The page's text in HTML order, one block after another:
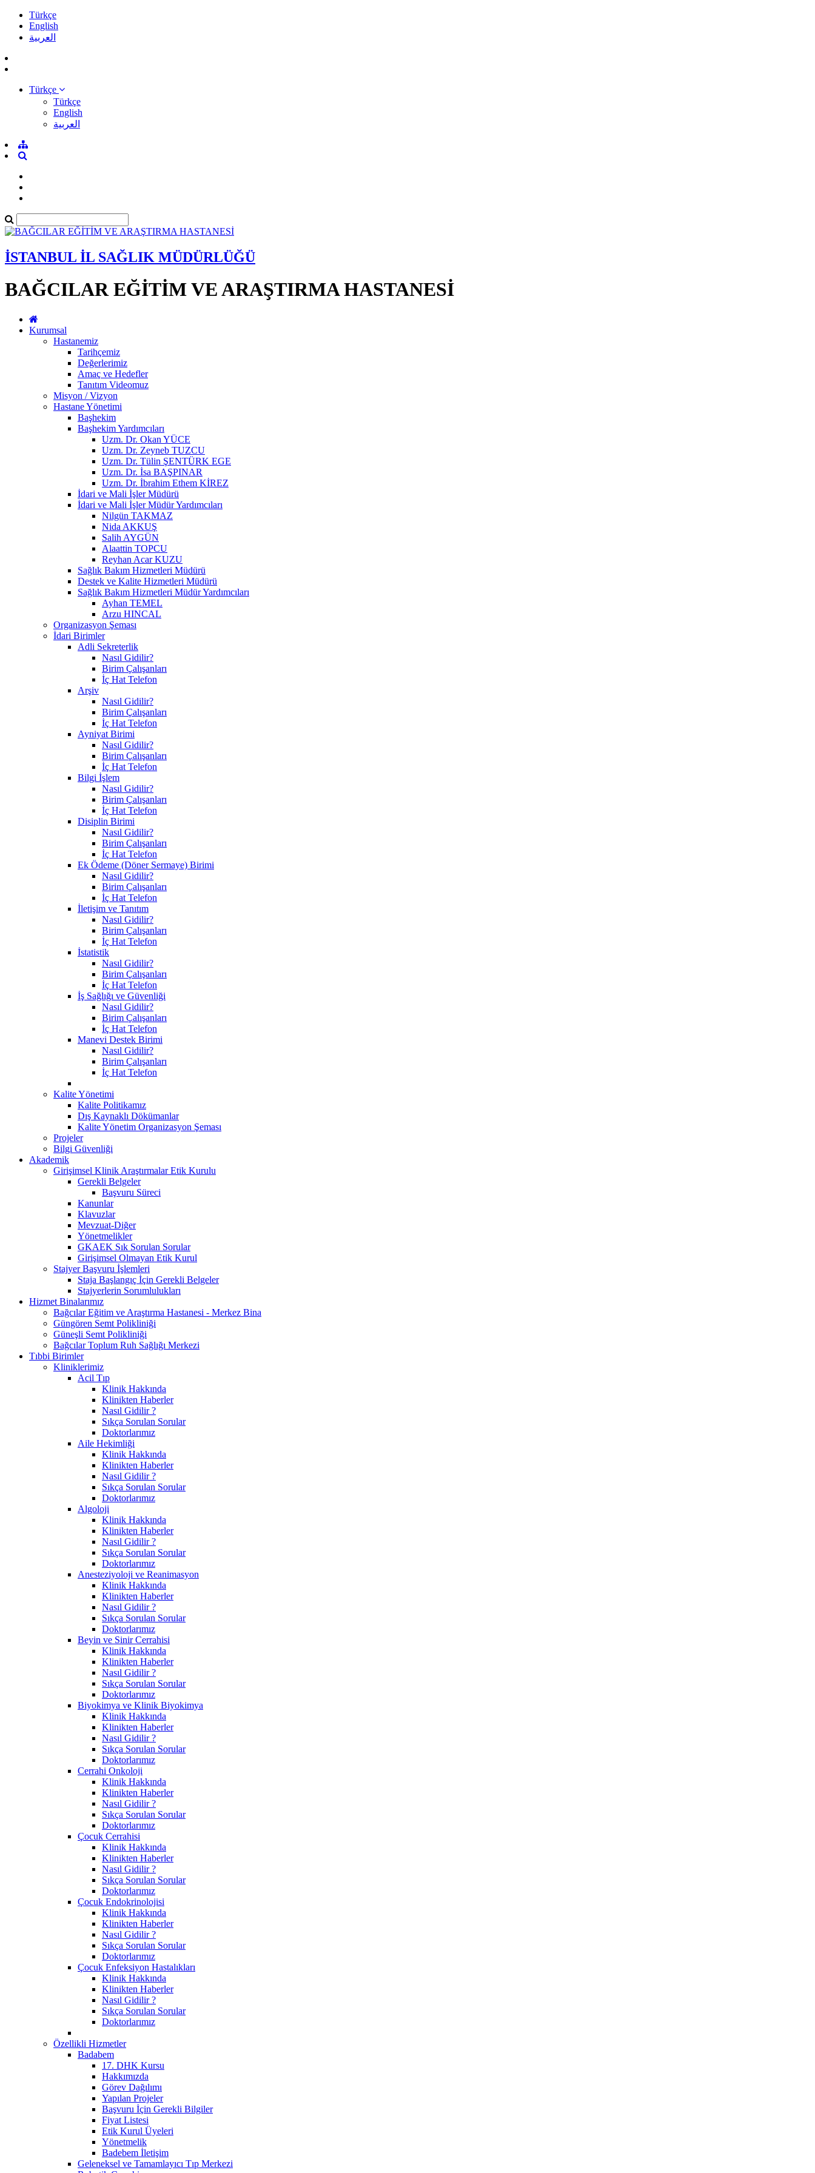
Türkçe
English
العربية
Türkçe
Türkçe
English
العربية
İSTANBUL İL SAĞLIK MÜDÜRLÜĞÜ
BAĞCILAR EĞİTİM VE ARAŞTIRMA HASTANESİ
Kurumsal
Hastanemiz
Tarihçemiz
Değerlerimiz
Amaç ve Hedefler
Tanıtım Videomuz
Misyon / Vizyon
Hastane Yönetimi
Başhekim
Başhekim Yardımcıları
Uzm. Dr. Okan YÜCE
Uzm. Dr. Zeyneb TUZCU
Uzm. Dr. Tülin ŞENTÜRK EGE
Uzm. Dr. İsa BAŞPINAR
Uzm. Dr. İbrahim Ethem KİREZ
İdari ve Mali İşler Müdürü
İdari ve Mali İşler Müdür Yardımcıları
Nilgün TAKMAZ
Nida AKKUŞ
Salih AYGÜN
Alaattin TOPCU
Reyhan Acar KUZU
Sağlık Bakım Hizmetleri Müdürü
Destek ve Kalite Hizmetleri Müdürü
Sağlık Bakım Hizmetleri Müdür Yardımcıları
Ayhan TEMEL
Arzu HINCAL
Organizasyon Şeması
İdari Birimler
Adli Sekreterlik
Nasıl Gidilir?
Birim Çalışanları
İç Hat Telefon
Arşiv
Nasıl Gidilir?
Birim Çalışanları
İç Hat Telefon
Ayniyat Birimi
Nasıl Gidilir?
Birim Çalışanları
İç Hat Telefon
Bilgi İşlem
Nasıl Gidilir?
Birim Çalışanları
İç Hat Telefon
Disiplin Birimi
Nasıl Gidilir?
Birim Çalışanları
İç Hat Telefon
Ek Ödeme (Döner Sermaye) Birimi
Nasıl Gidilir?
Birim Çalışanları
İç Hat Telefon
İletişim ve Tanıtım
Nasıl Gidilir?
Birim Çalışanları
İç Hat Telefon
İstatistik
Nasıl Gidilir?
Birim Çalışanları
İç Hat Telefon
İş Sağlığı ve Güvenliği
Nasıl Gidilir?
Birim Çalışanları
İç Hat Telefon
Manevi Destek Birimi
Nasıl Gidilir?
Birim Çalışanları
İç Hat Telefon
Kalite Yönetimi
Kalite Politikamız
Dış Kaynaklı Dökümanlar
Kalite Yönetim Organizasyon Şeması
Projeler
Bilgi Güvenliği
Akademik
Girişimsel Klinik Araştırmalar Etik Kurulu
Gerekli Belgeler
Başvuru Süreci
Kanunlar
Klavuzlar
Mevzuat-Diğer
Yönetmelikler
GKAEK Sık Sorulan Sorular
Girişimsel Olmayan Etik Kurul
Stajyer Başvuru İşlemleri
Staja Başlangıç İçin Gerekli Belgeler
Stajyerlerin Sorumlulukları
Hizmet Binalarımız
Bağcılar Eğitim ve Araştırma Hastanesi - Merkez Bina
Güngören Semt Polikliniği
Güneşli Semt Polikliniği
Bağcılar Toplum Ruh Sağlığı Merkezi
Tıbbi Birimler
Kliniklerimiz
Acil Tıp
Klinik Hakkında
Klinikten Haberler
Nasıl Gidilir ?
Sıkça Sorulan Sorular
Doktorlarımız
Aile Hekimliği
Klinik Hakkında
Klinikten Haberler
Nasıl Gidilir ?
Sıkça Sorulan Sorular
Doktorlarımız
Algoloji
Klinik Hakkında
Klinikten Haberler
Nasıl Gidilir ?
Sıkça Sorulan Sorular
Doktorlarımız
Anesteziyoloji ve Reanimasyon
Klinik Hakkında
Klinikten Haberler
Nasıl Gidilir ?
Sıkça Sorulan Sorular
Doktorlarımız
Beyin ve Sinir Cerrahisi
Klinik Hakkında
Klinikten Haberler
Nasıl Gidilir ?
Sıkça Sorulan Sorular
Doktorlarımız
Biyokimya ve Klinik Biyokimya
Klinik Hakkında
Klinikten Haberler
Nasıl Gidilir ?
Sıkça Sorulan Sorular
Doktorlarımız
Cerrahi Onkoloji
Klinik Hakkında
Klinikten Haberler
Nasıl Gidilir ?
Sıkça Sorulan Sorular
Doktorlarımız
Çocuk Cerrahisi
Klinik Hakkında
Klinikten Haberler
Nasıl Gidilir ?
Sıkça Sorulan Sorular
Doktorlarımız
Çocuk Endokrinolojisi
Klinik Hakkında
Klinikten Haberler
Nasıl Gidilir ?
Sıkça Sorulan Sorular
Doktorlarımız
Çocuk Enfeksiyon Hastalıkları
Klinik Hakkında
Klinikten Haberler
Nasıl Gidilir ?
Sıkça Sorulan Sorular
Doktorlarımız
Özellikli Hizmetler
Badabem
17. DHK Kursu
Hakkımızda
Görev Dağılımı
Yapılan Projeler
Başvuru İçin Gerekli Bilgiler
Fiyat Listesi
Etik Kurul Üyeleri
Yönetmelik
Badebem İletişim
Geleneksel ve Tamamlayıcı Tıp Merkezi